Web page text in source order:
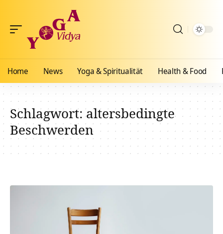
Home News Yoga & Spiritualität Health & Food
Schlagwort:altersbedingte
Beschwerden